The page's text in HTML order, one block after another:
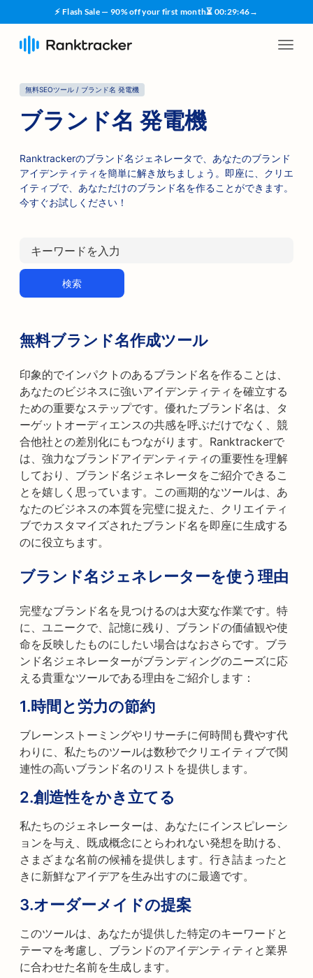
⚡ Flash Sale — 90% off your first month⏳ 00:29:45→
無料SEOツール / ブランド名 発電機
ブランド名 発電機
Ranktrackerのブランド名ジェネレータで、あなたのブランド
アイデンティティを簡単に解き放ちましょう。即座に、クリエ
イティブで、あなただけのブランド名を作ることができます。
今すぐお試しください！
検索
無料ブランド名作成ツール
印象的でインパクトのあるブランド名を作ることは、
あなたのビジネスに強いアイデンティティを確立する
ための重要なステップです。優れたブランド名は、タ
ーゲットオーディエンスの共感を呼ぶだけでなく、競
合他社との差別化にもつながります。Ranktrackerで
は、強力なブランドアイデンティティの重要性を理解
しており、ブランド名ジェネレータをご紹介できるこ
とを嬉しく思っています。この画期的なツールは、あ
なたのビジネスの本質を完璧に捉えた、クリエイティ
ブでカスタマイズされたブランド名を即座に生成する
のに役立ちます。
ブランド名ジェネレーターを使う理由
完璧なブランド名を見つけるのは大変な作業です。特
に、ユニークで、記憶に残り、ブランドの価値観や使
命を反映したものにしたい場合はなおさらです。ブラ
ンド名ジェネレーターがブランディングのニーズに応
える貴重なツールである理由をご紹介します：
1.時間と労力の節約
ブレーンストーミングやリサーチに何時間も費やす代
わりに、私たちのツールは数秒でクリエイティブで関
連性の高いブランド名のリストを提供します。
2.創造性をかき立てる
私たちのジェネレーターは、あなたにインスピレーシ
ョンを与え、既成概念にとらわれない発想を助ける、
さまざまな名前の候補を提供します。行き詰まったと
きに新鮮なアイデアを生み出すのに最適です。
3.オーダーメイドの提案
このツールは、あなたが提供した特定のキーワードと
テーマを考慮し、ブランドのアイデンティティと業界
に合わせた名前を生成します。